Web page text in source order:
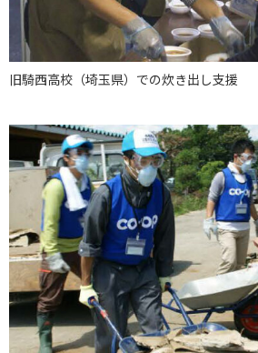
旧騎西高校（埼玉県）での炊き出し支援